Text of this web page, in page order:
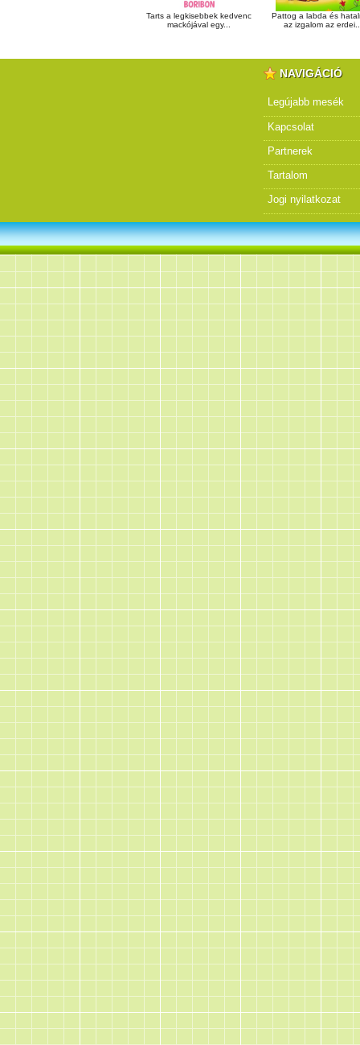
Tarts a legkisebbek kedvenc
mackójával egy...
Pattog a labda és
az izgalom az
NAVIGÁCIÓ
Legújabb mesék
Kapcsolat
Partnerek
Tartalom
Jogi nyilatkozat